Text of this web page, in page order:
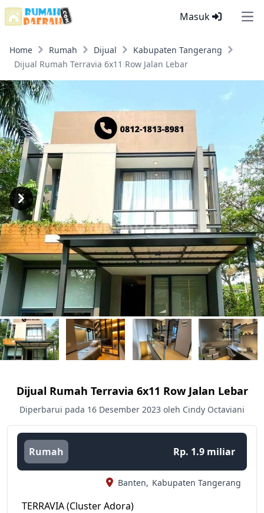
Masuk
Home Rumah Dijual
Kabupaten Tangerang
Dijual Rumah Terravia 6x11 Row Jalan Lebar
Previous
Next
Dijual Rumah Terravia 6x11 Row Jalan Lebar
Diperbarui pada 16 Desember 2023 oleh Cindy Octaviani
Rumah Rp. 1.9 miliar
Banten, Kabupaten Tangerang
TERRAVIA (Cluster Adora)